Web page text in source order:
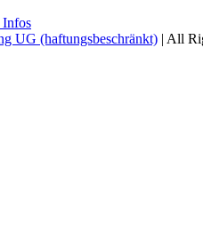
Infos
UG (haftungsbeschränkt) | All